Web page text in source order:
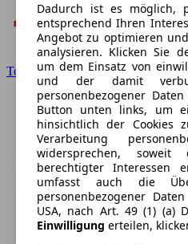
Toyota
Dadurch ist es möglich,
entsprechend Ihren
Angebot zu optimieren
analysieren. Klicken Sie
um dem Einsatz von
und der damit
personenbezogener
Button unten links, um
hinsichtlich der Cookies
Verarbeitung
widersprechen,
berechtigter Interessen
umfasst auch die
personenbezogener
USA, nach Art. 49 (1) (a)
Einwilligung erteilen,